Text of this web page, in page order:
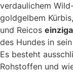
verdaulichem
goldgelbem
und Reicos
des Hundes in sein
Es besteht
Rohstoffen und